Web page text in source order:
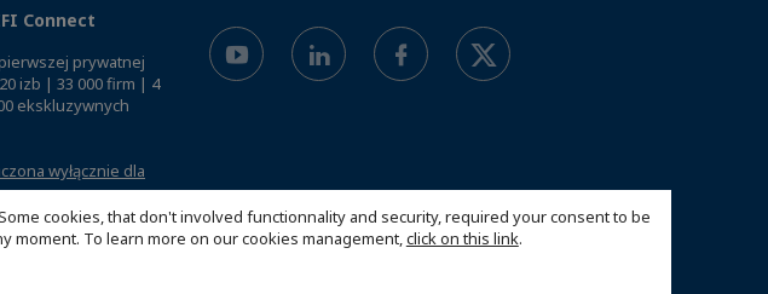
cookies, that don't involved functionnality and security, required your consent to be
moment. To learn more on our cookies management,click on this link.
Connect
prywatnej
izb | 33 000 firm | 4
ekskluzywnych
wyłącznie dla
.